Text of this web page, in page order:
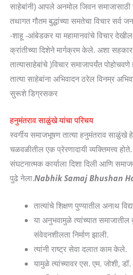
साहेबांनी) आपले अनमोल जिवन समाजासाठी
तथागत गौतम बुद्धांच्या समतेचा विचार सर्व
-शाहू -आंबेडकर या महामानवांचे विचार
क्रांतीच्या दिशेने मार्गक्रम केले. अशा
तात्यासाहेबांचे )विचार समाजापर्यंत
तात्या साहेबांना अभिवादन ठरेल विनम्र
सुरूशे डिग्रसकर
हनुमंतराव साळुंखे यांचा परिचय
स्वर्गीय समाजभूषण तात्या हनुमंतराव साळुंखे हे
चळवळीतील एक प्रेरणादायी व्यक्तिमत्त्व
संघटनात्मक कार्याला दिशा दिली आणि
पुढे नेला.Nabhik Samaj Bhushan
तात्यांचे शिक्षण पुण्यातील अनाथ
या अनुभवामुळे त्यांच्यात समाजातील
संवेदनशीलता निर्माण झाली.
त्यांनी राष्ट्र सेवा दलात काम केले.
यामुळे त्यांच्यावर एस. एम. जोशी, डॉ.